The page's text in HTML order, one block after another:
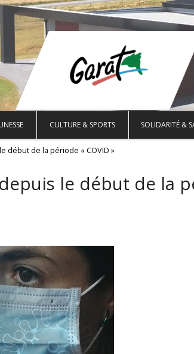
CULTURE & SPORTS SOLIDARITÉ &
début de la période « COVID »
le début de la